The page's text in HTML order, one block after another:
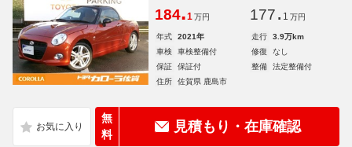
184.1 万円 177. 1 万円
年式 2021年 走行
3.9万km
車検
車検整備付 修復
なし
保証
保証付 整備
法定整備付
住所
佐賀県 鹿島市
無
料
見積もり・在庫確認